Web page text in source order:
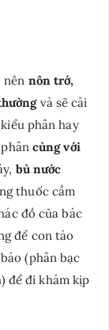
nên nôn trớ,
và sẽ cải
phân hay
cùng với
bù nước
thuốc cầm
đồ của bác
để con táo
(phân bạc
để đi khám kịp